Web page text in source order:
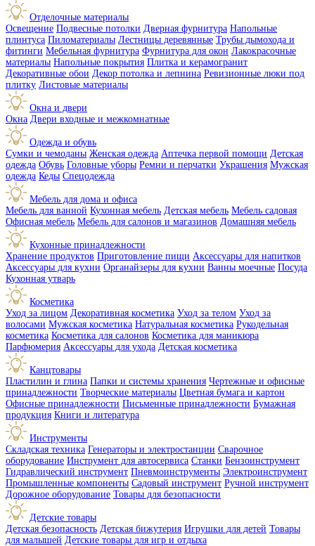
Отделочные материалы
Освещение Подвесные потолки Дверная фурнитура Напольные
плинтуса Пиломатериалы Лестницы деревянные Трубы дымохода и
фитинги Мебельная фурнитура Фурнитура для окон Лакокрасочные
материалы Напольные покрытия Плитка и керамогранит
Декоративные обои Декор потолка и лепнина Ревизионные люки под
плитку Листовые материалы
Окна и двери
Окна Двери входные и межкомнатные
Одежда и обувь
Сумки и чемоданы Женская одежда Аптечка первой помощи Детская
одежда Обувь Головные уборы Ремни и перчатки Украшения Мужская
одежда Кеды Спецодежда
Мебель для дома и офиса
Мебель для ванной Кухонная мебель Детская мебель Мебель садовая
Офисная мебель Мебель для салонов и магазинов Домашняя мебель
Кухонные принадлежности
Хранение продуктов Приготовление пищи Аксессуары для напитков
Аксессуары для кухни Органайзеры для кухни Ванны моечные Посуда
Кухонная утварь
Косметика
Уход за лицом Декоративная косметика Уход за телом Уход за
волосами Мужская косметика Натуральная косметика Рукодельная
косметика Косметика для салонов Косметика для маникюра
Парфюмерия Аксессуары для ухода Детская косметика
Канцтовары
Пластилин и глина Папки и системы хранения Чертежные и офисные
принадлежности Творческие материалы Цветная бумага и картон
Офисные принадлежности Письменные принадлежности Бумажная
продукция Книги и литература
Инструменты
Складская техника Генераторы и электростанции Сварочное
оборудование Инструмент для автосервиса Станки Бензоинструмент
Гидравлический инструмент Пневмоинструменты Электроинструмент
Промышленные компоненты Садовый инструмент Ручной инструмент
Дорожное оборудование Товары для безопасности
Детские товары
Детская безопасность Детская бижутерия Игрушки для детей Товары
для малышей Детские товары для игр и отдыха